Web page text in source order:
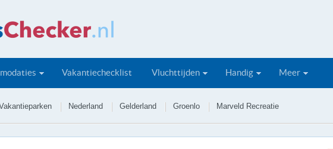
Vakantiechecklist Vluchttijden Handig Meer
Nederland Gelderland Groenlo Marveld Recreatie